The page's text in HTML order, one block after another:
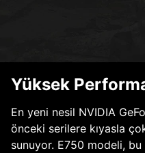
Yüksek
En yeni nesil NVIDIA
önceki serilere kıyasla
sunuyor. E750 modeli, bu